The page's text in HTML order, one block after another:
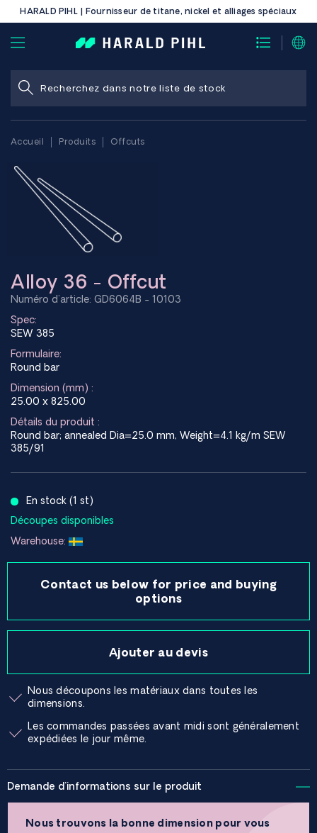
HARALD PIHL | Fournisseur de titane, nickel et alliages spéciaux
Accueil Produits Offcuts
Alloy 36 - Offcut
Numéro d'article: GD6064B - 10103
Spec:
SEW 385
Formulaire:
Round bar
Dimension (mm) :
25.00 x 825.00
Détails du produit :
Round bar; annealed Dia=25.0 mm, Weight=4.1 kg/m SEW
385/91
En stock (1 st)
Découpes disponibles
Warehouse:
Contact us below for price and buying
options
Ajouter au devis
Nous découpons les matériaux dans toutes les
dimensions.
Les commandes passées avant midi sont généralement
expédiées le jour même.
Demande d'informations sur le produit
Nous trouvons la bonne dimension pour vous